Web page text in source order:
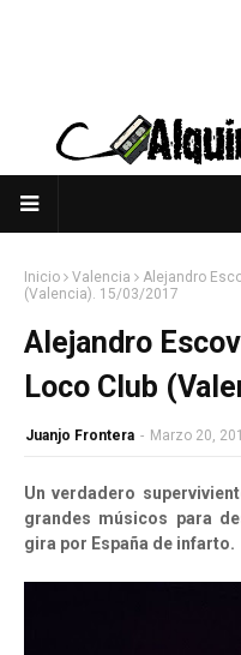
Inicio Valencia
Alejandro
(Valencia). 15/03/2017
Alejandro
Loco Club
Juanjo Frontera - Marzo 20,
Un verdadero
grandes músicos para
gira por España de infarto.